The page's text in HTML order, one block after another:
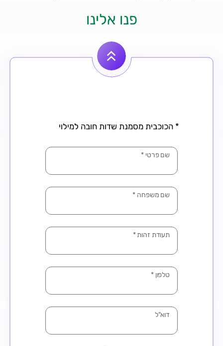
פנו אלינו
* הכוכבית מסמנת שדות חובה למילוי
שם פרטי *
שם משפחה *
תעודת זהות*
טלפון*
דוא"ל